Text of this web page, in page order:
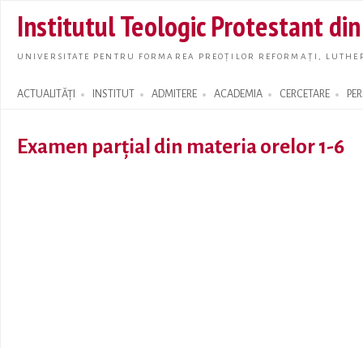
main
Institutul Teologic Protestant
UNIVERSITATE PENTRU FORMAREA PREOȚILOR REFORMAȚI,
ACTUALITĂȚI INSTITUT ADMITERE ACADEMIA CERCETARE
Search form
Examen parțial din materia orelor 1-6